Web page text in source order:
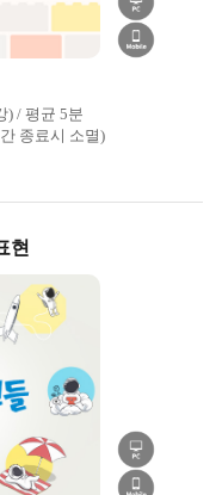
) / 평균 5분
종료시 소멸)
현